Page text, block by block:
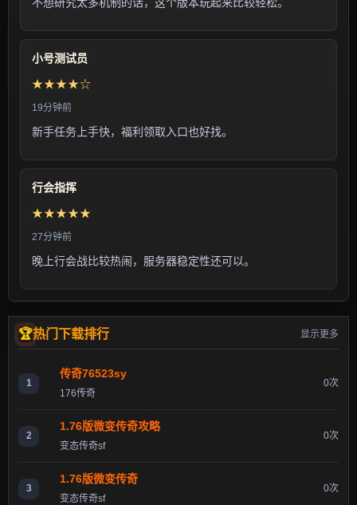
小号测试员
★★★★☆
19分钟前
新手任务上手快，福利领取入口也好找。
行会指挥
★★★★★
27分钟前
晚上行会战比较热闹，服务器稳定性还可以。
热门下载排行 显示更多
1
传奇76523sy
176传奇
0次
2
1.76版微变传奇攻略
变态传奇sf
0次
3
1.76版微变传奇
变态传奇sf
0次